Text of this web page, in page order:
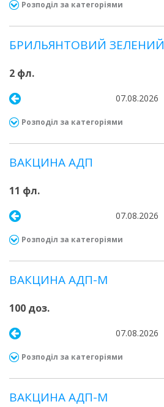
Розподіл за категоріями
БРИЛЬЯНТОВИЙ ЗЕЛЕНИЙ
2 фл.
07.08.2026
Розподіл за категоріями
ВАКЦИНА АДП
11 фл.
07.08.2026
Розподіл за категоріями
ВАКЦИНА АДП-М
100 доз.
07.08.2026
Розподіл за категоріями
ВАКЦИНА АДП-М